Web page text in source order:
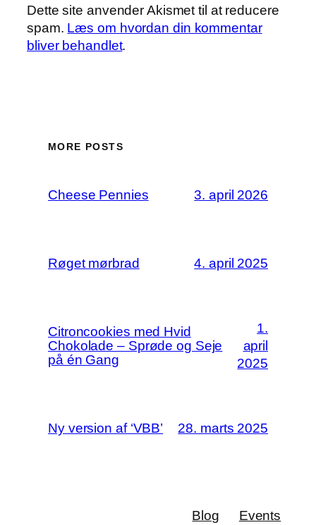
Dette site anvender Akismet til at reducere
spam. Læs om hvordan din kommentar
bliver behandlet.
MORE POSTS
Cheese Pennies 3. april 2026
Røget mørbrad 4. april 2025
Citroncookies med Hvid
Chokolade – Sprøde og Seje
på én Gang
1.
april
2025
Ny version af ‘VBB’ 28. marts 2025
Blog Events